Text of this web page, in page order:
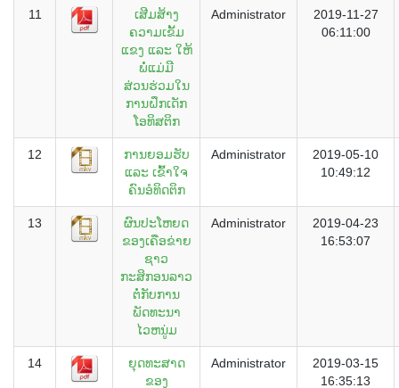
11
ເສີມສ້າງ
ຄວາມເຂັ້ມ
ແຂງ ແລະ ໃຫ້
ພໍ່ແມ່ມີ
ສ່ວນຮ່ວມໃນ
ການຝຶກເດັກ
ໂອທິສຕິກ
Administrator
2019-11-27
06:11:00
12
ການຍອມຮັບ
ແລະ ເຂົ້າໃຈ
ຄົນອໍທິດຕິກ
Administrator
2019-05-10
10:49:12
13
ຜົນປະໂຫຍດ
ຂອງເຄືອຂ່າຍ
ຊາວ
ກະສິກອນລາວ
ຕໍ່ກັບການ
ພັດທະນາ
ໄວຫນູ່ມ
Administrator
2019-04-23
16:53:07
14
ຍຸດທະສາດ
ຂອງ
Administrator
2019-03-15
16:35:13